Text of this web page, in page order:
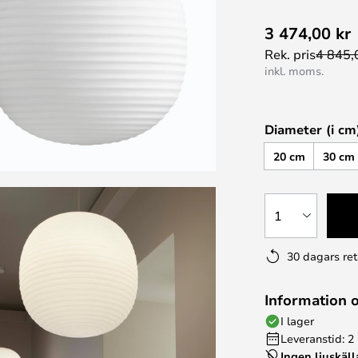
3 474,00 kr
Rek. pris4
inkl. moms.
Diameter (i
20 cm 30 cm
1
30 dagars
Information
I lager
Leveranstid: